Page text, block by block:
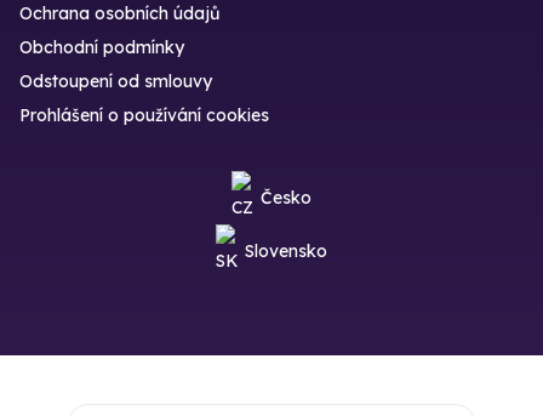
Ochrana osobních údajů
Obchodní podmínky
Odstoupení od smlouvy
Prohlášení o používání cookies
Česko
Slovensko